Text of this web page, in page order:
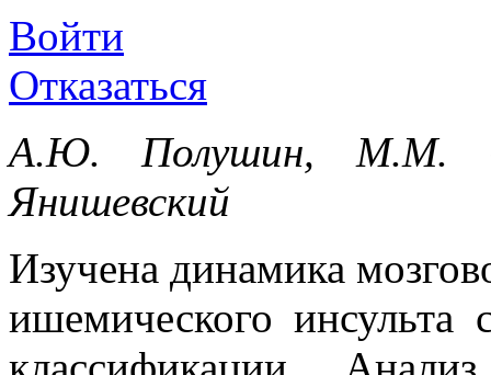
Войти
Отказаться
А.Ю. Полушин, М.М.
Янишевский
Изучена динамика
ишемического инсульта